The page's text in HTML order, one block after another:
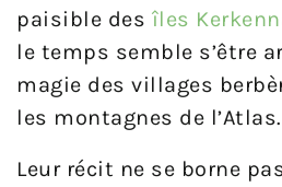
paisible des îles
le temps semble s’être
magie des villages
les montagnes de l’Atlas.
Leur récit ne se borne